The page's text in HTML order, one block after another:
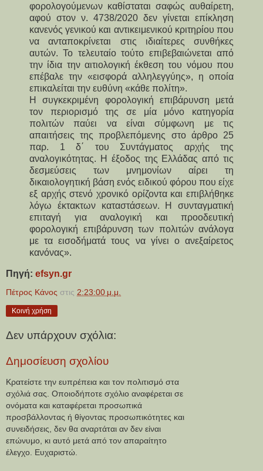
φορολογούμενων καθίσταται σαφώς αυθαίρετη,
αφού στον ν. 4738/2020 δεν γίνεται επίκληση
κανενός γενικού και αντικειμενικού κριτηρίου που
να ανταποκρίνεται στις ιδιαίτερες συνθήκες
αυτών. Το τελευταίο τούτο επιβεβαιώνεται από
την ίδια την αιτιολογική έκθεση του νόμου που
επέβαλε την «εισφορά αλληλεγγύης», η οποία
επικαλείται την ευθύνη «κάθε πολίτη».
Η συγκεκριμένη φορολογική επιβάρυνση μετά
τον περιορισμό της σε μία μόνο κατηγορία
πολιτών παύει να είναι σύμφωνη με τις
απαιτήσεις της προβλεπόμενης στο άρθρο 25
παρ. 1 δ΄ του Συντάγματος αρχής της
αναλογικότητας. Η έξοδος της Ελλάδας από τις
δεσμεύσεις των μνημονίων αίρει τη
δικαιολογητική βάση ενός ειδικού φόρου που είχε
εξ αρχής στενό χρονικό ορίζοντα και επιβλήθηκε
λόγω έκτακτων καταστάσεων. Η συνταγματική
επιταγή για αναλογική και προοδευτική
φορολογική επιβάρυνση των πολιτών ανάλογα
με τα εισοδήματά τους να γίνει ο ανεξαίρετος
κανόνας».
Πηγή: efsyn.gr
Πέτρος Κάνος στις 2:23:00 μ.μ.
Κοινή χρήση
Δεν υπάρχουν σχόλια:
Δημοσίευση σχολίου
Κρατείστε την ευπρέπεια και τον πολιτισμό στα
σχόλιά σας. Οποιοδήποτε σχόλιο αναφέρεται σε
ονόματα και καταφέρεται προσωπικά
προσβάλλοντας ή θίγοντας προσωπικότητες και
συνειδήσεις, δεν θα αναρτάται αν δεν είναι
επώνυμο, κι αυτό μετά από τον απαραίτητο
έλεγχο. Ευχαριστώ.